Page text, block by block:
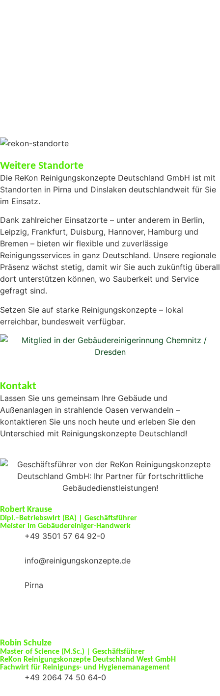
Weitere Standorte
Die ReKon Reinigungskonzepte Deutschland GmbH ist mit
Standorten in Pirna und Dinslaken deutschlandweit für Sie
im Einsatz.
Dank zahlreicher Einsatzorte – unter anderem in Berlin,
Leipzig, Frankfurt, Duisburg, Hannover, Hamburg und
Bremen – bieten wir flexible und zuverlässige
Reinigungsservices in ganz Deutschland. Unsere regionale
Präsenz wächst stetig, damit wir Sie auch zukünftig überall
dort unterstützen können, wo Sauberkeit und Service
gefragt sind.
Setzen Sie auf starke Reinigungskonzepte – lokal
erreichbar, bundesweit verfügbar.
Kontakt
Lassen Sie uns gemeinsam Ihre Gebäude und
Außenanlagen in strahlende Oasen verwandeln –
kontaktieren Sie uns noch heute und erleben Sie den
Unterschied mit Reinigungskonzepte Deutschland!
Robert Krause
Dipl.–Betriebswirt (BA) | Geschäftsführer
Meister im Gebäudereiniger-Handwerk
+49 3501 57 64 92-0
info@reinigungskonzepte.de
Pirna
Robin Schulze
Master of Science (M.Sc.) | Geschäftsführer
ReKon Reinigungskonzepte Deutschland West GmbH
Fachwirt für Reinigungs- und Hygienemanagement
+49 2064 74 50 64-0